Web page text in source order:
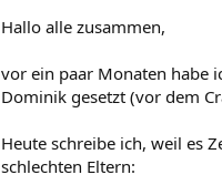
Hallo alle zusammen,
vor ein paar Monaten habe
Dominik gesetzt (vor dem
Heute schreibe ich, weil es
schlechten Eltern: